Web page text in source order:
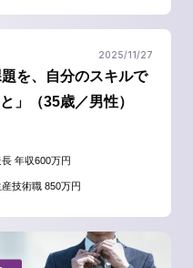
2025/11/27
を、自分のスキルで
」（35歳／男性）
年収600万円
技術職 850万円